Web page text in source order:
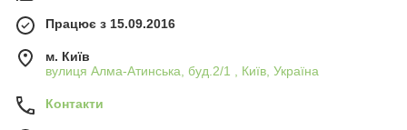
Працює з 15.09.2016
м. Київ
вулиця Алма-Атинська, буд.2/1 , Київ, Україна
Контакти